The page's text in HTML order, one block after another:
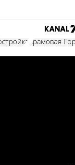
Храмовая